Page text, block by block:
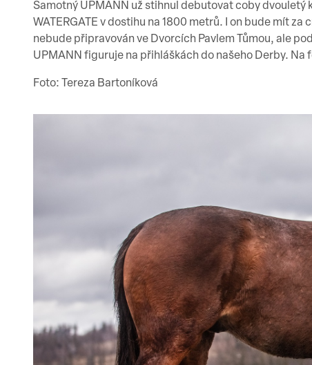
Samotný UPMANN už stihnul debutovat coby
WATERGATE v dostihu na 1800 metrů. I on bude mít
nebude připravován ve Dvorcích Pavlem Tůmou, ale
UPMANN figuruje na přihláškách do našeho Derby. Na
Foto: Tereza Bartoníková